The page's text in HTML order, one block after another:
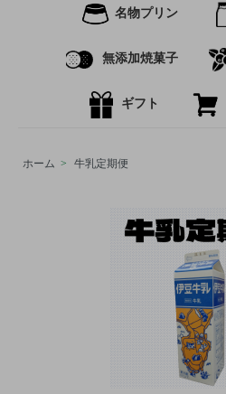
名物プリン
無添加焼菓子
ギフト
ホーム > 牛乳定期便